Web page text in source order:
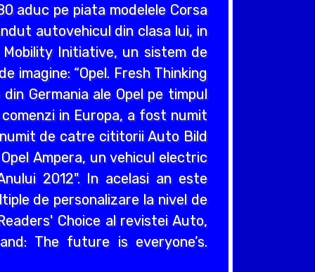
aduc pe piata modelele Corsa
autovehicul din clasa lui, in
Mobility Initiative, un sistem de
imagine: “Opel. Fresh Thinking
Germania ale Opel pe timpul
in Europa, a fost numit
numit de catre cititorii Auto Bild
Ampera, un vehicul electric
2012". In acelasi an este
de personalizare la nivel de
Choice al revistei Auto,
The future is everyone’s.